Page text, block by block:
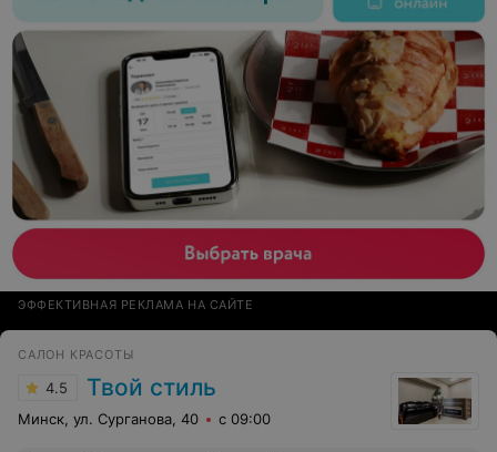
ЭФФЕКТИВНАЯ РЕКЛАМА НА САЙТЕ
САЛОН КРАСОТЫ
4.5 Твой стиль
Минск, ул. Сурганова, 40 с 09:00